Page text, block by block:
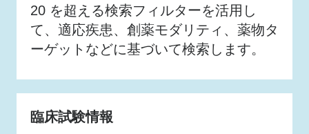
20 を超える検索フィルターを活用し
て、適応疾患、創薬モダリティ、薬物タ
ーゲットなどに基づいて検索します。
臨床試験情報